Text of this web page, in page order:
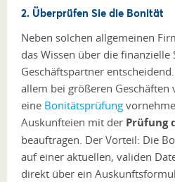
2. Überprüfen Sie die Bonität
Neben solchen allgemeinen
das Wissen über die
Geschäftspartner
allem bei größeren Geschäften
eine Bonitätsprüfung
Auskunfteien mit der Prüfung
beauftragen. Der Vorteil: Die
auf einer aktuellen, validen
direkt über ein